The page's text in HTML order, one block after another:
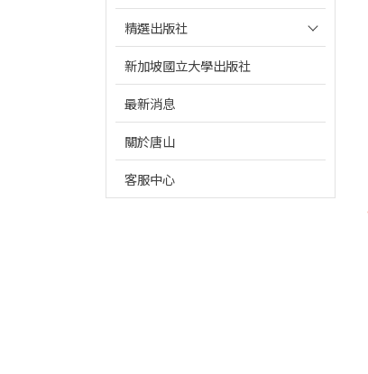
精選出版社
新加坡國立大學出版社
最新消息
關於唐山
客服中心